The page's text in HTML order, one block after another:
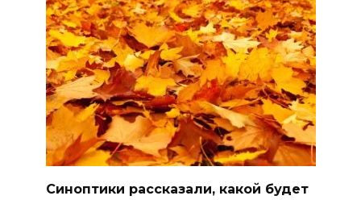
Синоптики рассказали, какой будет